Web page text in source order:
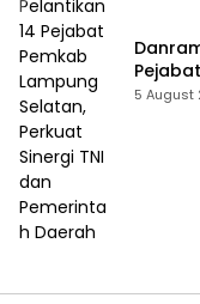
Sinergi
5 August